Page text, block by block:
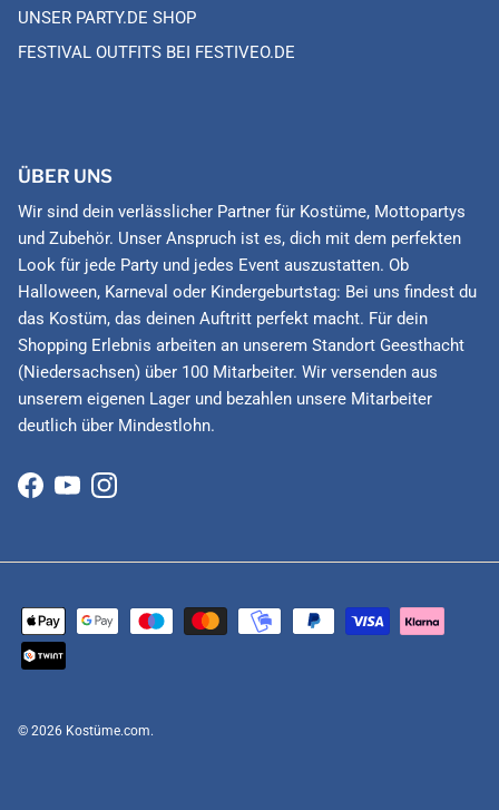
UNSER PARTY.DE SHOP
FESTIVAL OUTFITS BEI FESTIVEO.DE
ÜBER UNS
Wir sind dein verlässlicher Partner für Kostüme, Mottopartys
und Zubehör. Unser Anspruch ist es, dich mit dem perfekten
Look für jede Party und jedes Event auszustatten. Ob
Halloween, Karneval oder Kindergeburtstag: Bei uns findest du
das Kostüm, das deinen Auftritt perfekt macht. Für dein
Shopping Erlebnis arbeiten an unserem Standort Geesthacht
(Niedersachsen) über 100 Mitarbeiter. Wir versenden aus
unserem eigenen Lager und bezahlen unsere Mitarbeiter
deutlich über Mindestlohn.
Facebook
YouTubeInstagram
© 2026 Kostüme.com.